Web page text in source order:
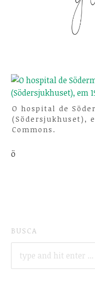
O hospital de
(Södersjukhuset),
Commons.
ö
BUSCA
FOR: